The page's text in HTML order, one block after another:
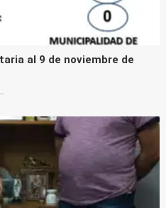
al 9 de noviembre de